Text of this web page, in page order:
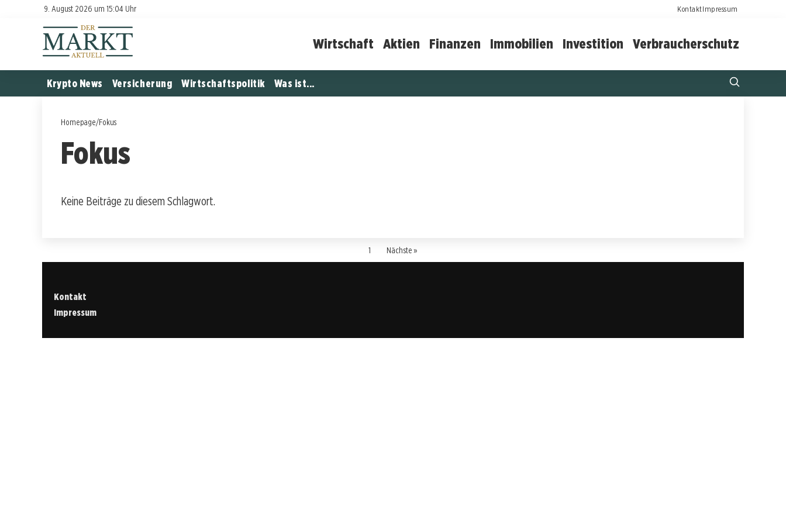
9. August 2026 um 15:04 Uhr KontaktImpressum
Wirtschaft Aktien Finanzen Immobilien Investition Verbraucherschutz
Krypto News Versicherung Wirtschaftspolitik Was ist...
Homepage/Fokus
Fokus
Keine Beiträge zu diesem Schlagwort.
1 Nächste »
Kontakt
Impressum